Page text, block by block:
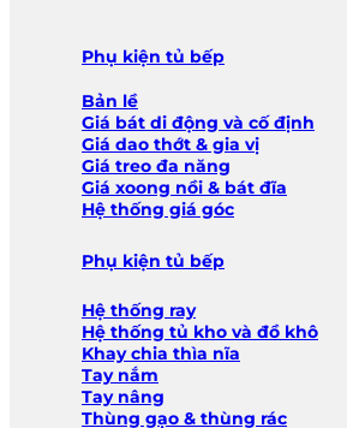
Phụ kiện tủ bếp
Bản lề
Giá bát di động và cố định
Giá dao thớt & gia vị
Giá treo đa năng
Giá xoong nồi & bát đĩa
Hệ thống giá góc
Phụ kiện tủ bếp
Hệ thống ray
Hệ thống tủ kho và đồ khô
Khay chia thìa nĩa
Tay nắm
Tay nâng
Thùng gạo & thùng rác